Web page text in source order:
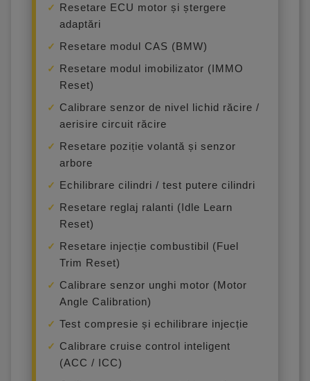
Resetare ECU motor și ștergere
adaptări
Resetare modul CAS (BMW)
Resetare modul imobilizator (IMMO
Reset)
Calibrare senzor de nivel lichid răcire /
aerisire circuit răcire
Resetare poziție volantă și senzor
arbore
Echilibrare cilindri / test putere cilindri
Resetare reglaj ralanti (Idle Learn
Reset)
Resetare injecție combustibil (Fuel
Trim Reset)
Calibrare senzor unghi motor (Motor
Angle Calibration)
Test compresie și echilibrare injecție
Calibrare cruise control inteligent
(ACC / ICC)